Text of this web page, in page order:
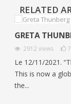
RELATED
GRETA
2912 views 7
Le 12/11/2021.
This is now a
the...